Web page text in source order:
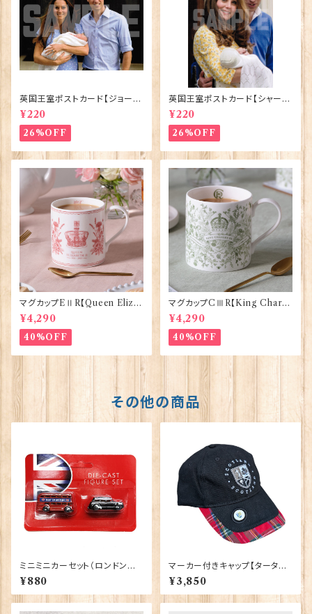
英国王室ポストカード【ジョージ
王子ご誕生】Pageantry Post
card 90183-JEF100
¥220
26%OFF
英国王室ポストカード【シャーロ
ット王女2】Pageantry Postca
rd 90183-JEF202
¥220
26%OFF
マグカップEⅡR【Queen Eliza
bethⅡ Commemorative】Vi
ctoria Eggs 50126
¥4,290
40%OFF
マグカップCⅢR【King Charle
sⅢ Coronation】Victoria E
ggs 50127
¥4,290
40%OFF
その他の商品
ミニミニカーセット（ロンドンバ
ス＆ブラックキャブ） Elgate Pr
oducts 90322
¥880
マーカー付きキャップ【タータン】
00198
¥3,850